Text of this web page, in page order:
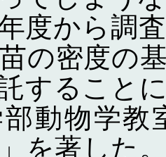
度から調
の密度の
すること
動物学教
」を著した